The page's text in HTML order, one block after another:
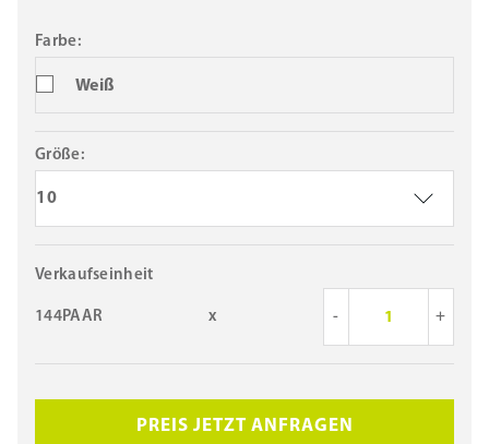
Weiß
Farbe:
10
Größe:
Verkaufseinheit
144PAAR x - +
PREIS JETZT ANFRAGEN